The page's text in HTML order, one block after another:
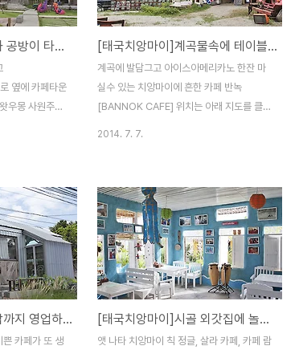
어 주세냐옹~
잔...냐옹~ 내 주
은...정말 힘든
나타날땐 자는
이라....ㅋ 정말 아쉽게도 음악하는 친구를 애
인으로 두고 있는 이쁜 주인언니 ㅋㅋ 펭귄카
페 맞은편에는 아기자기한 소품을 파는 샵도
있는데 치앙마이에서 좀 유명한 예술가라는
군요이날은 점심시간이 좀 지나서야 문을 열
어서 안에 들어가보진 ..
[태국치앙마이]카페와 공방이 타운을 이룬 새로운 명소 반 캉 왓 / Baan Kang Wat
옆에 카페타운
우몽 사원주변
구경삼아 갈만
3채정도는 오
가 되네요 위치
아직 타운의 이
로 표시했습니
으로 정확한 위
차장에 오토바
태국 전통방식
[태국치앙마이]계곡물속에 테이블이 있는 반녹 카페 / BANNOK CAFE
계곡에 발담그고 아이스아메리카노 한잔 마
실수 있는 치앙마이에 흔한 카페 반녹
[BANNOK CAFE] 위치는 아래 지도를 클릭
냥 지나치기가 더 어렵답니다 평일임에도 제
법 많은 사람들이 찾아오는걸로 봐서 치앙마
이 사람들한테는 좀 유명한듯 싶네요 카페를
들어서면 미술품(?)으로 의심되는 물건들
이....^^ 아마도 이 카페의 주인은 미술을 전공
한 예술가인듯 싶은게 예전에 이곳은 미술품
을 판매하던곳이었거든요 아이스 아메리카노
를 주문하고 나니 카페 규모가 생각보다 크지
2014. 7. 7.
[태국치앙마이]늦은밤까지 영업하는 님만해민 인근 이쁜 반 카페 / Barn Cafe
쁜 카페가 또 생
[태국치앙마이]시골 외갓집에 놀러 온듯한 아티스트 팜스테이, 킨디 카페 / Artist Farmstay, Kindee Cafe
앳 나타 치앙마이 칙 정글, 살라 카페, 카페 람